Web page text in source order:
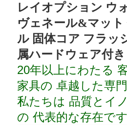
レイオプション ウ
ヴェネール&マット
ル 固体コア フラッ
属ハードウェア付き
20年以上にわたる
家具の 卓越した専
私たちは 品質とイ
の 代表的な存在です